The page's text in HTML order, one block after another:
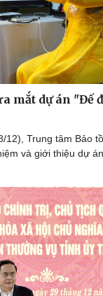
Podcast
mắt dự án "Đế
12), Trung tâm Bảo
và giới thiệu dự